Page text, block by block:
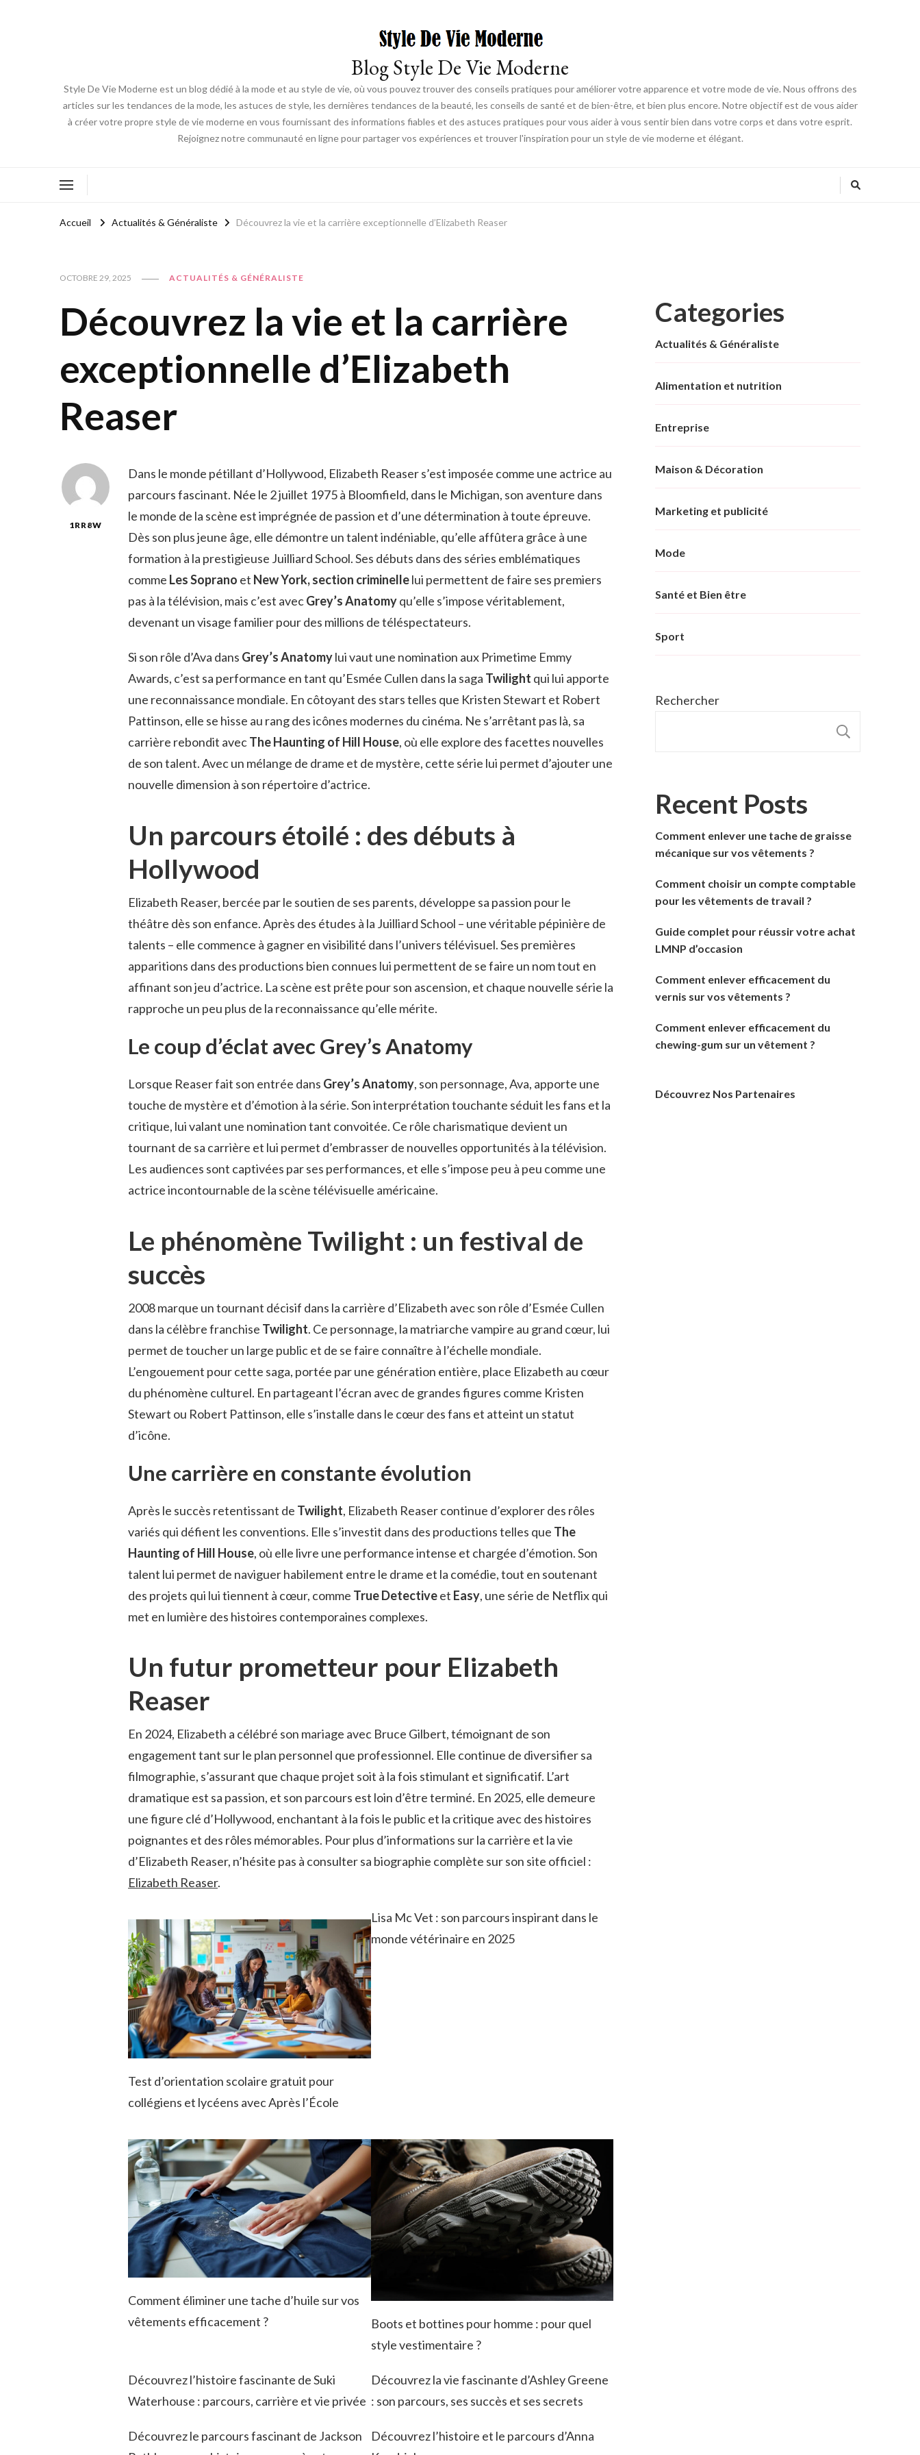
Blog Style De Vie Moderne
Style De Vie Moderne est un blog dédié à la mode et au style de vie, où vous pouvez trouver des conseils pratiques pour améliorer votre apparence et votre mode de vie. Nous offrons des
articles sur les tendances de la mode, les astuces de style, les dernières tendances de la beauté, les conseils de santé et de bien-être, et bien plus encore. Notre objectif est de vous aider
à créer votre propre style de vie moderne en vous fournissant des informations fiables et des astuces pratiques pour vous aider à vous sentir bien dans votre corps et dans votre esprit.
Rejoignez notre communauté en ligne pour partager vos expériences et trouver l'inspiration pour un style de vie moderne et élégant.
Accueil Actualités & Généraliste Découvrez la vie et la carrière exceptionnelle d’Elizabeth Reaser
OCTOBRE 29, 2025 ACTUALITÉS & GÉNÉRALISTE
Découvrez la vie et la carrière
exceptionnelle d’Elizabeth
Reaser
1RR8W
Dans le monde pétillant d’Hollywood, Elizabeth Reaser s’est imposée comme une actrice au
parcours fascinant. Née le 2 juillet 1975 à Bloomfield, dans le Michigan, son aventure dans
le monde de la scène est imprégnée de passion et d’une détermination à toute épreuve.
Dès son plus jeune âge, elle démontre un talent indéniable, qu’elle affûtera grâce à une
formation à la prestigieuse Juilliard School. Ses débuts dans des séries emblématiques
comme Les Soprano et New York, section criminellelui permettent de faire ses premiers
pas à la télévision, mais c’est avecGrey’s Anatomyqu’elle s’impose véritablement,
devenant un visage familier pour des millions de téléspectateurs.
Si son rôle d’Ava dans Grey’s Anatomylui vaut une nomination aux Primetime Emmy
Awards, c’est sa performance en tant qu’Esmée Cullen dans la saga Twilight qui lui apporte
une reconnaissance mondiale. En côtoyant des stars telles que Kristen Stewart et Robert
Pattinson, elle se hisse au rang des icônes modernes du cinéma. Ne s’arrêtant pas là, sa
carrière rebondit avecThe Haunting of Hill House, où elle explore des facettes nouvelles
de son talent. Avec un mélange de drame et de mystère, cette série lui permet d’ajouter une
nouvelle dimension à son répertoire d’actrice.
Un parcours étoilé : des débuts à
Hollywood
Elizabeth Reaser, bercée par le soutien de ses parents, développe sa passion pour le
théâtre dès son enfance. Après des études à la Juilliard School – une véritable pépinière de
talents – elle commence à gagner en visibilité dans l’univers télévisuel. Ses premières
apparitions dans des productions bien connues lui permettent de se faire un nom tout en
affinant son jeu d’actrice. La scène est prête pour son ascension, et chaque nouvelle série la
rapproche un peu plus de la reconnaissance qu’elle mérite.
Le coup d’éclat avec Grey’s Anatomy
Lorsque Reaser fait son entrée dans Grey’s Anatomy, son personnage, Ava, apporte une
touche de mystère et d’émotion à la série. Son interprétation touchante séduit les fans et la
critique, lui valant une nomination tant convoitée. Ce rôle charismatique devient un
tournant de sa carrière et lui permet d’embrasser de nouvelles opportunités à la télévision.
Les audiences sont captivées par ses performances, et elle s’impose peu à peu comme une
actrice incontournable de la scène télévisuelle américaine.
Le phénomène Twilight : un festival de
succès
2008 marque un tournant décisif dans la carrière d’Elizabeth avec son rôle d’Esmée Cullen
dans la célèbre franchise Twilight. Ce personnage, la matriarche vampire au grand cœur, lui
permet de toucher un large public et de se faire connaître à l’échelle mondiale.
L’engouement pour cette saga, portée par une génération entière, place Elizabeth au cœur
du phénomène culturel. En partageant l’écran avec de grandes figures comme Kristen
Stewart ou Robert Pattinson, elle s’installe dans le cœur des fans et atteint un statut
d’icône.
Une carrière en constante évolution
Après le succès retentissant de Twilight, Elizabeth Reaser continue d’explorer des rôles
variés qui défient les conventions. Elle s’investit dans des productions telles que The
Haunting of Hill House, où elle livre une performance intense et chargée d’émotion. Son
talent lui permet de naviguer habilement entre le drame et la comédie, tout en soutenant
des projets qui lui tiennent à cœur, comme True Detectiveet Easy, une série de Netflix qui
met en lumière des histoires contemporaines complexes.
Un futur prometteur pour Elizabeth
Reaser
En 2024, Elizabeth a célébré son mariage avec Bruce Gilbert, témoignant de son
engagement tant sur le plan personnel que professionnel. Elle continue de diversifier sa
filmographie, s’assurant que chaque projet soit à la fois stimulant et significatif. L’art
dramatique est sa passion, et son parcours est loin d’être terminé. En 2025, elle demeure
une figure clé d’Hollywood, enchantant à la fois le public et la critique avec des histoires
poignantes et des rôles mémorables. Pour plus d’informations sur la carrière et la vie
d’Elizabeth Reaser, n’hésite pas à consulter sa biographie complète sur son site officiel :
Elizabeth Reaser.
Test d’orientation scolaire gratuit pour
collégiens et lycéens avec Après l’École
Lisa Mc Vet : son parcours inspirant dans le
monde vétérinaire en 2025
Comment éliminer une tache d’huile sur vos
vêtements efficacement ?
Boots et bottines pour homme : pour quel
style vestimentaire ?
Découvrez l’histoire fascinante de Suki
Waterhouse : parcours, carrière et vie privée
Découvrez la vie fascinante d’Ashley Greene
: son parcours, ses succès et ses secrets
Découvrez le parcours fascinant de Jackson
Découvrez l’histoire et le parcours d’Anna
Categories
Actualités & Généraliste
Alimentation et nutrition
Entreprise
Maison & Décoration
Marketing et publicité
Mode
Santé et Bien être
Sport
Rechercher
Recent Posts
Comment enlever une tache de graisse
mécanique sur vos vêtements ?
Comment choisir un compte comptable
pour les vêtements de travail ?
Guide complet pour réussir votre achat
LMNP d’occasion
Comment enlever efficacement du
vernis sur vos vêtements ?
Comment enlever efficacement du
chewing-gum sur un vêtement ?
Découvrez Nos Partenaires